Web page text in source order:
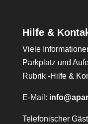
Hilfe &
Viele
Parkplatz und
Rubrik -Hilfe &
E-Mail:
Telefonischer